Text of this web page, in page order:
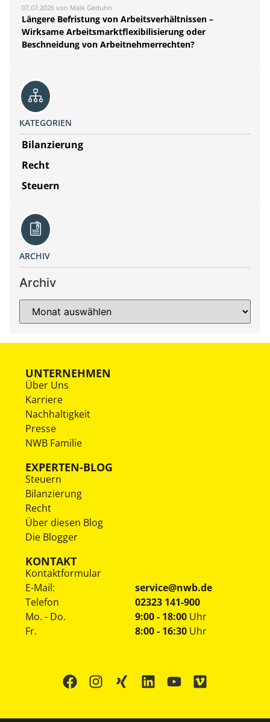
07.07.2026 von Maik Geduhn
Längere Befristung von Arbeitsverhältnissen –
Wirksame Arbeitsmarktflexibilisierung oder
Beschneidung von Arbeitnehmerrechten?
KATEGORIEN
Bilanzierung
Recht
Steuern
ARCHIV
Archiv
UNTERNEHMEN
Über Uns
Karriere
Nachhaltigkeit
Presse
NWB Familie
EXPERTEN-BLOG
Steuern
Bilanzierung
Recht
Über diesen Blog
Die Blogger
KONTAKT
Kontaktformular
E-Mail:
service@nwb.de
Telefon
02323 141-900
Mo. - Do.
Fr.
9:00 - 18:00 Uhr
8:00 - 16:30 Uhr